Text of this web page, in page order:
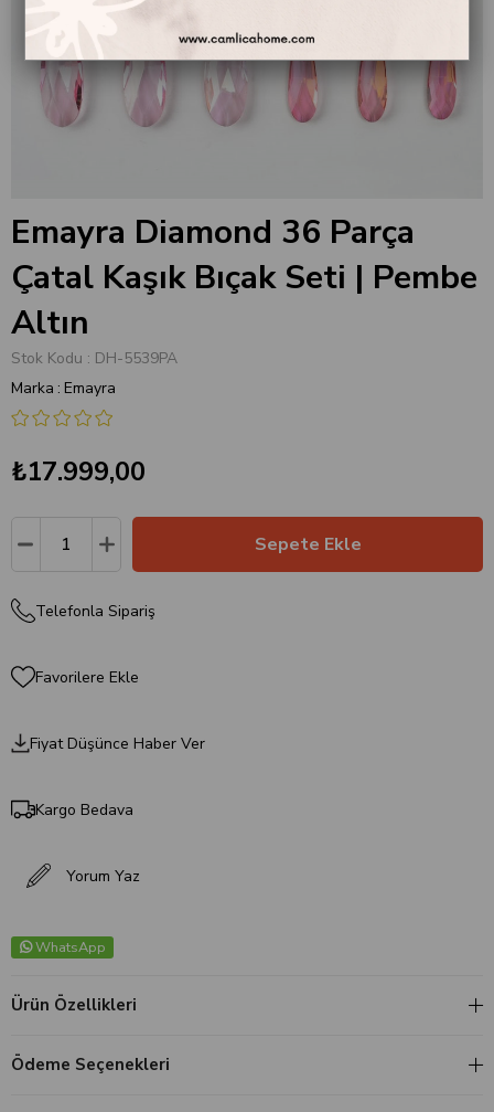
Emayra Diamond 36 Parça
Çatal Kaşık Bıçak Seti | Pembe
Altın
Stok Kodu
DH-5539PA
Marka : Emayra
₺17.999,00
Telefonla Sipariş
Favorilere Ekle
Fiyat Düşünce Haber Ver
Kargo Bedava
Yorum Yaz
WhatsApp
Ürün Özellikleri
Ödeme Seçenekleri